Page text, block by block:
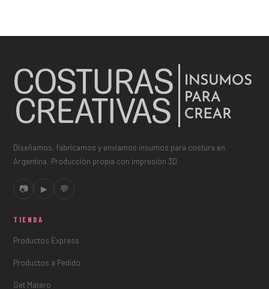
Diseñamos, fabricamos y enviamos insumos para costura en
Argentina. Producción propia con impresión 3D.
📷 ▶ 💬
TIENDA
Productos Express
Productos a Pedido
Set Matero